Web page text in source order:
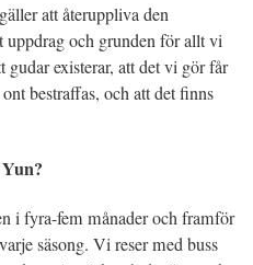
att återuppliva den
och grunden för allt vi
existerar, att det vi gör får
bestraffas, och att det finns
i fyra-fem månader och framför
säsong. Vi reser med buss